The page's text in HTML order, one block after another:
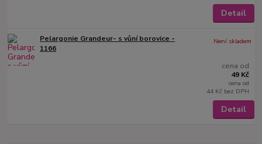
Detail
Pelargonie Grandeur- s vůní borovice -
1166
cena od
49 Kč
cena od
44 Kč bez DPH
Není skladem
Detail